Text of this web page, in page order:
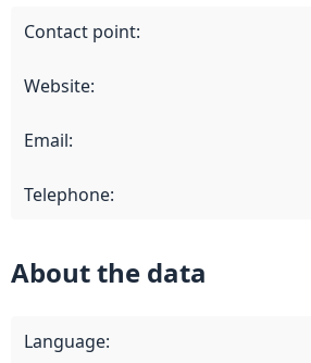
Contact point:
Website:
Email:
Telephone:
About the data
Language: